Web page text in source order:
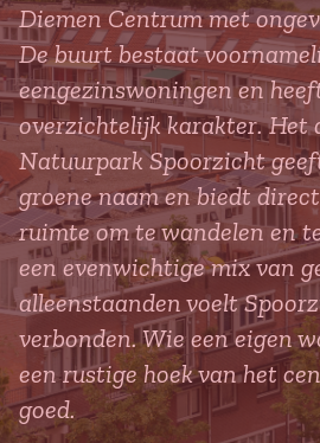
Diemen Centrum met
De buurt bestaat
eengezinswoningen en
overzichtelijk karakter. Het
Natuurpark Spoorzicht
groene naam en biedt
ruimte om te wandelen en
een evenwichtige mix van
alleenstaanden voelt
verbonden. Wie een eigen
een rustige hoek van het
goed.